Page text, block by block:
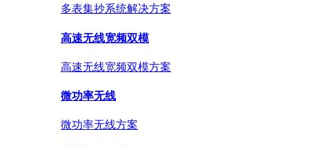
多表集抄系统解决方案
高速无线宽频双模
高速无线宽频双模方案
微功率无线
微功率无线方案